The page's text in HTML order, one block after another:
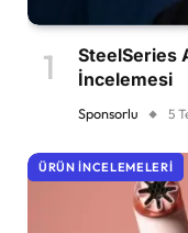
SteelSeries
İncelemesi
Sponsorlu 5
ÜRÜN İNCELEMELERI